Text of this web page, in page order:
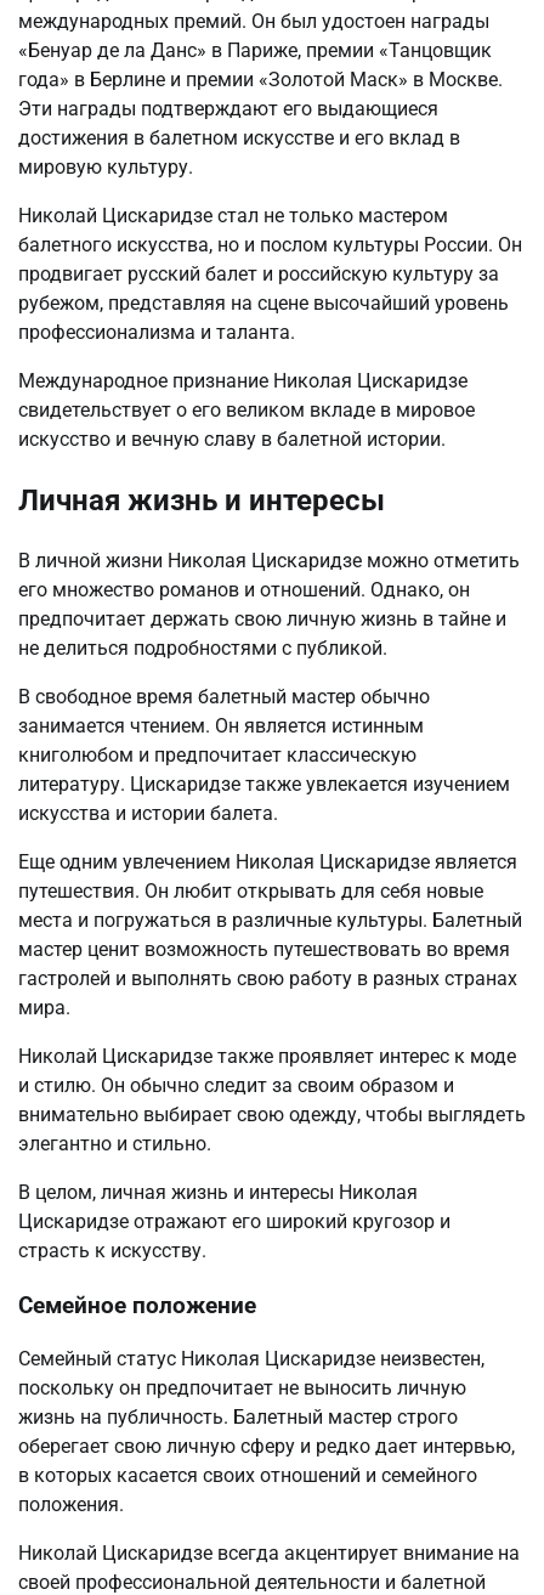
международных премий. Он был удостоен награды
«Бенуар де ла Данс» в Париже, премии «Танцовщик
года» в Берлине и премии «Золотой Маск» в Москве.
Эти награды подтверждают его выдающиеся
достижения в балетном искусстве и его вклад в
мировую культуру.
Николай Цискаридзе стал не только мастером
балетного искусства, но и послом культуры России. Он
продвигает русский балет и российскую культуру за
рубежом, представляя на сцене высочайший уровень
профессионализма и таланта.
Международное признание Николая Цискаридзе
свидетельствует о его великом вкладе в мировое
искусство и вечную славу в балетной истории.
Личная жизнь и интересы
В личной жизни Николая Цискаридзе можно отметить
его множество романов и отношений. Однако, он
предпочитает держать свою личную жизнь в тайне и
не делиться подробностями с публикой.
В свободное время балетный мастер обычно
занимается чтением. Он является истинным
книголюбом и предпочитает классическую
литературу. Цискаридзе также увлекается изучением
искусства и истории балета.
Еще одним увлечением Николая Цискаридзе является
путешествия. Он любит открывать для себя новые
места и погружаться в различные культуры. Балетный
мастер ценит возможность путешествовать во время
гастролей и выполнять свою работу в разных странах
мира.
Николай Цискаридзе также проявляет интерес к моде
и стилю. Он обычно следит за своим образом и
внимательно выбирает свою одежду, чтобы выглядеть
элегантно и стильно.
В целом, личная жизнь и интересы Николая
Цискаридзе отражают его широкий кругозор и
страсть к искусству.
Семейное положение
Семейный статус Николая Цискаридзе неизвестен,
поскольку он предпочитает не выносить личную
жизнь на публичность. Балетный мастер строго
оберегает свою личную сферу и редко дает интервью,
в которых касается своих отношений и семейного
положения.
Николай Цискаридзе всегда акцентирует внимание на
своей профессиональной деятельности и балетной